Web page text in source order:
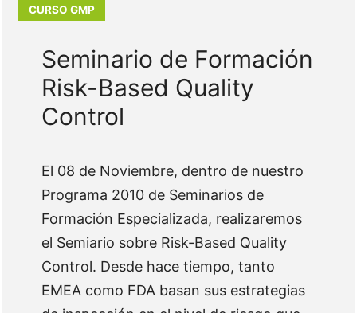
Seminario de Formación
Risk-Based Quality
Control
El 08 de Noviembre, dentro de nuestro
Programa 2010 de Seminarios de
Formación Especializada, realizaremos
el Semiario sobre Risk-Based Quality
Control. Desde hace tiempo, tanto
EMEA como FDA basan sus estrategias